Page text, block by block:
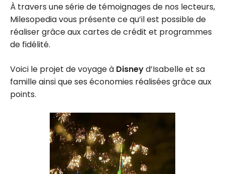
À travers une série de témoignages de nos lecteurs,
Milesopedia vous présente ce qu’il est possible de
réaliser grâce aux cartes de crédit et programmes
de fidélité.
Voici le projet de voyage à Disneyd’Isabelle et sa
famille ainsi que ses économies réalisées grâce aux
points.